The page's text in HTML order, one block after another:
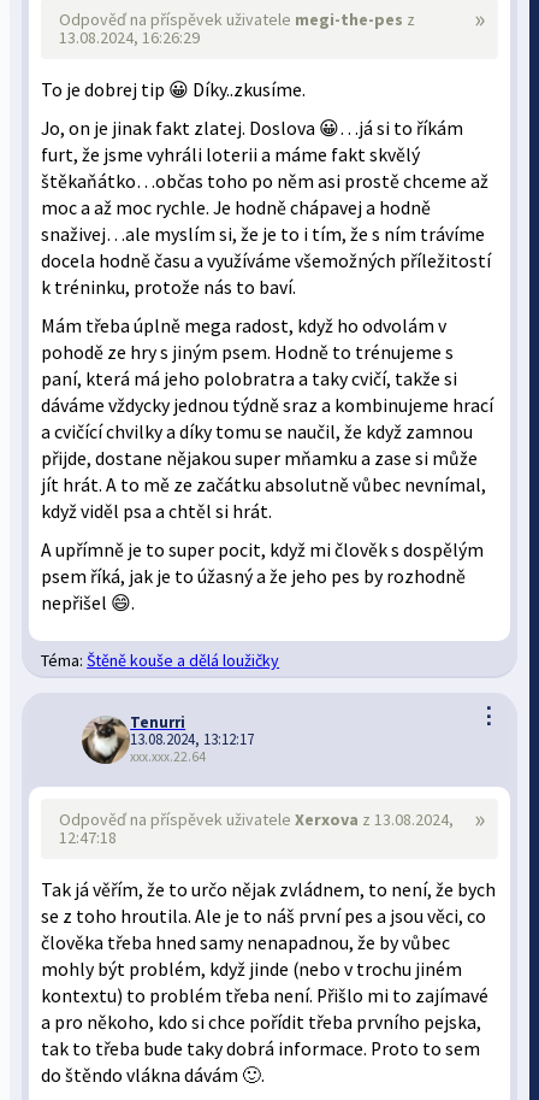
»
Odpověď na příspěvek uživatele megi-the-pes z
13.08.2024, 16:26:29
To je dobrej tip 😀 Díky..zkusíme.
Jo, on je jinak fakt zlatej. Doslova 😀…já si to říkám
furt, že jsme vyhráli loterii a máme fakt skvělý
štěkaňátko…občas toho po něm asi prostě chceme až
moc a až moc rychle. Je hodně chápavej a hodně
snaživej…ale myslím si, že je to i tím, že s ním trávíme
docela hodně času a využíváme všemožných příležitostí
k tréninku, protože nás to baví.
Mám třeba úplně mega radost, když ho odvolám v
pohodě ze hry s jiným psem. Hodně to trénujeme s
paní, která má jeho polobratra a taky cvičí, takže si
dáváme vždycky jednou týdně sraz a kombinujeme hrací
a cvičící chvilky a díky tomu se naučil, že když zamnou
přijde, dostane nějakou super mňamku a zase si může
jít hrát. A to mě ze začátku absolutně vůbec nevnímal,
když viděl psa a chtěl si hrát.
A upřímně je to super pocit, když mi člověk s dospělým
psem říká, jak je to úžasný a že jeho pes by rozhodně
nepřišel 😄.
Téma:Štěně kouše a dělá loužičky
⋮
Tenurri
13.08.2024, 13:12:17
xxx.xxx.22.64
»
Odpověď na příspěvek uživateleXerxova z 13.08.2024,
12:47:18
Tak já věřím, že to určo nějak zvládnem, to není, že bych
se z toho hroutila. Ale je to náš první pes a jsou věci, co
člověka třeba hned samy nenapadnou, že by vůbec
mohly být problém, když jinde (nebo v trochu jiném
kontextu) to problém třeba není. Přišlo mi to zajímavé
a pro někoho, kdo si chce pořídit třeba prvního pejska,
tak to třeba bude taky dobrá informace. Proto to sem
do štěndo vlákna dávám 🙂.